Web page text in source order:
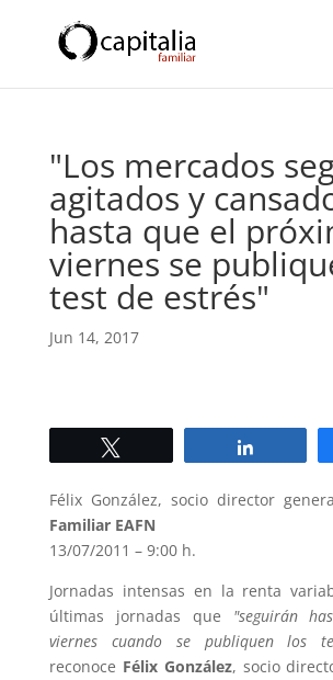
"Los mercados
agitados y
hasta que el
viernes se
test de estrés"
Jun 14, 2017
Félix González, socio director
Familiar EAFN
13/07/2011 – 9:00 h.
Jornadas intensas en la renta
últimas jornadas que "seguirán
viernes cuando se publiquen los
reconoce Félix González, socio